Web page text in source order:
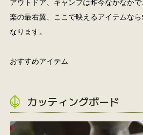
アウトドア、キャンプは昨今なかなか
楽の最右翼、ここで映えるアイテムなら
なります。
おすすめアイテム
カッティングボード